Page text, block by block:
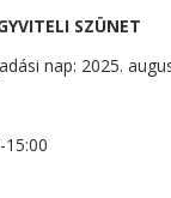
SZÜNET
nap: 2025.